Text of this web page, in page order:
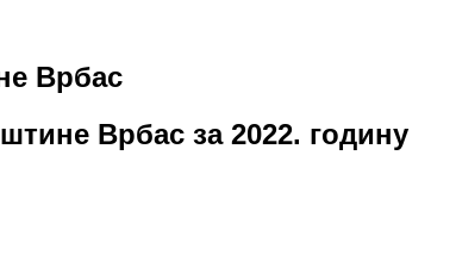
Врбас
Врбас за 2022. годину